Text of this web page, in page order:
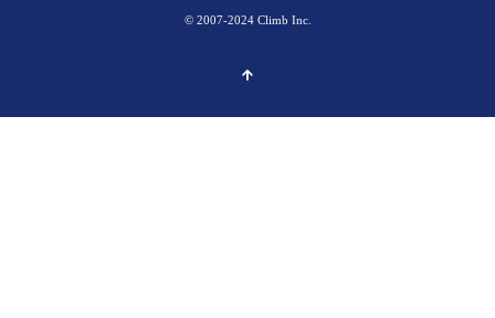
© 2007-2024 Climb Inc.